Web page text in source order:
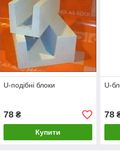
U-подібні блоки
78₴
Купити
U-
78